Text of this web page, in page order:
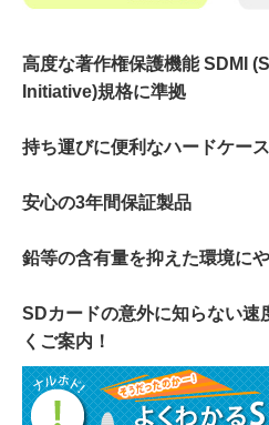
高度な著作権保護機能 SDMI
Initiative)規格に準拠
持ち運びに便利なハードケー
安心の3年間保証製品
鉛等の含有量を抑えた環境に
SDカードの意外に知らない速
くご案内！